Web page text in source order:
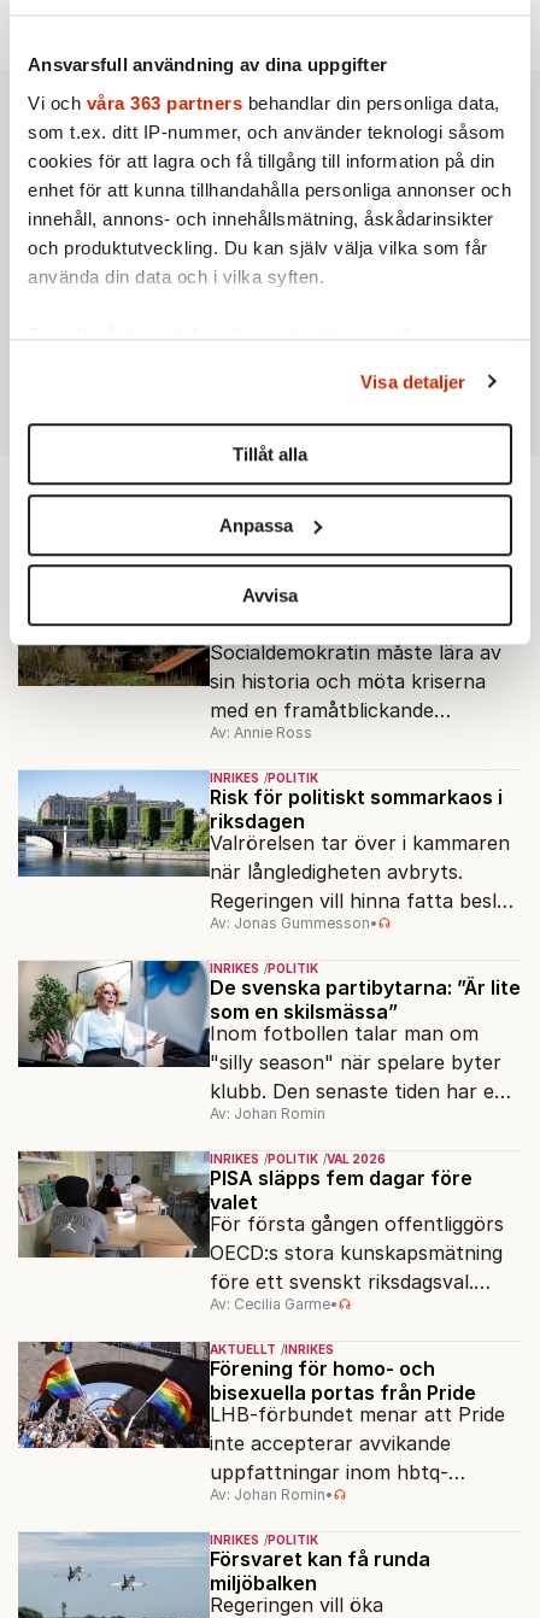
Ansvarsfull användning av dina uppgifter
Vi och våra 363 partners behandlar din personliga data,
som t.ex. ditt IP-nummer, och använder teknologi såsom
cookies för att lagra och få tillgång till information på din
enhet för att kunna tillhandahålla personliga annonser och
innehåll, annons- och innehållsmätning, åskådarinsikter
och produktutveckling. Du kan själv välja vilka som får
använda din data och i vilka syften.
Ta reda på mer om hur dina personliga uppgifter
Du kan ändra eller dra tillbaka ditt samtycke när som
helst från cookie-förklaringen.
Vi använder enhetsidentifierare för att anpassa innehållet
för sociala medier och analysera vår trafik. Vi
vidarebefordrar även sådana identifierare och annan
information från din enhet till de sociala medier och
annons- och analysföretag som vi samarbetar med.
Dessa kan i sin tur kombinera informationen med annan
information som du har tillhandahållit eller som de har
samlat in när du har använt deras tjänster.
Om du vill läsa mer om hur vi hanterar personuppgifter
kan du göra dethär.
Visa detaljer
Tillåt alla
Anpassa
Avvisa
INRIKES OPINION
”Sverige behöver en grön ny
giv”
Socialdemokratin måste lära av
sin historia och möta kriserna
med en framåtblickande
strukturpolitik för att göra
Sverige långsiktigt hållbart,
jämlikt och kriståligt.
Av: Annie Ross
INRIKES POLITIK
Risk för politiskt sommarkaos i
riksdagen
Valrörelsen tar över i kammaren
när långledigheten avbryts.
Regeringen vill hinna fatta beslut
före valet – men oppositionen
ser sin chans att pressa
Tidösidan.
Av: Jonas Gummesson•
INRIKES POLITIK
De svenska partibytarna: ”Är lite
som en skilsmässa”
Inom fotbollen talar man om
"silly season" när spelare byter
klubb. Den senaste tiden har en
rad svenska politiker bytt parti –
men varför, och vad skiljer
partiernas interna kulturer åt?
Av: Johan Romin
INRIKES POLITIK VAL 2026
PISA släpps fem dagar före
valet
För första gången offentliggörs
OECD:s stora kunskapsmätning
före ett svenskt riksdagsval.
Resultatet kan ge skolfrågan ny
kraft under valrörelsens sista
dagar.
Av: Cecilia Garme•
AKTUELLT INRIKES
Förening för homo- och
bisexuella portas från Pride
LHB-förbundet menar att Pride
inte accepterar avvikande
uppfattningar inom hbtq-
rörelsen. "Vi har inga problem
med transpersoner", säger
ordföranden Linn Saarinen.
Av: Johan Romin•
INRIKES POLITIK
Försvaret kan få runda
miljöbalken
Regeringen vill öka